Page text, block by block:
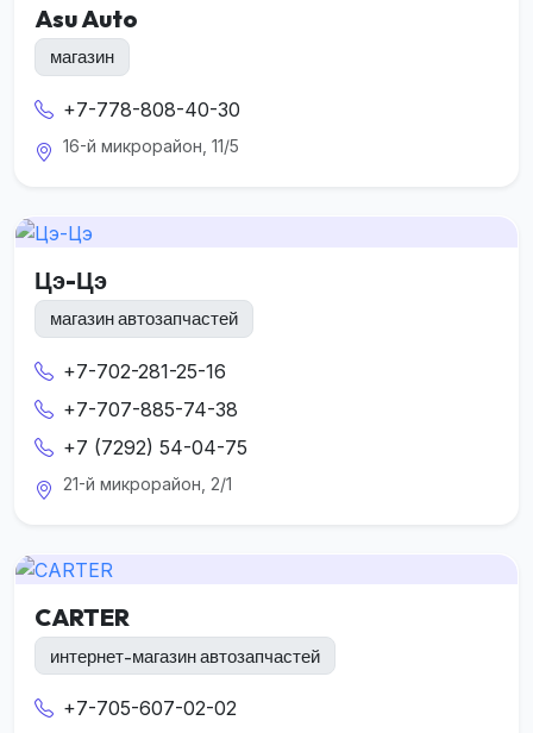
Asu Auto
магазин
+7-778-808-40-30
16-й микрорайон, 11/5
Цэ-Цэ
магазин автозапчастей
+7-702-281-25-16
+7-707-885-74-38
+7 (7292) 54-04-75
21-й микрорайон, 2/1
CARTER
интернет-магазин автозапчастей
+7-705-607-02-02